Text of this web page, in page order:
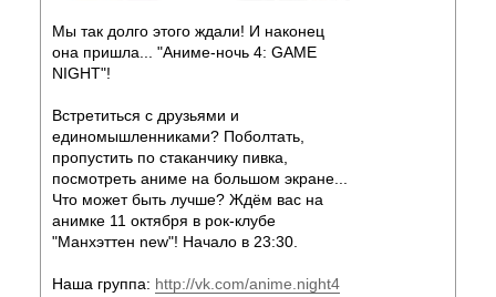
Мы так долго этого ждали! И наконец
она пришла... "Аниме-ночь 4: GAME
NIGHT"!
Встретиться с друзьями и
единомышленниками? Поболтать,
пропустить по стаканчику пивка,
посмотреть аниме на большом экране...
Что может быть лучше? Ждём вас на
анимке 11 октября в рок-клубе
"Манхэттен new"! Начало в 23:30.
Наша группа: http://vk.com/anime.night4